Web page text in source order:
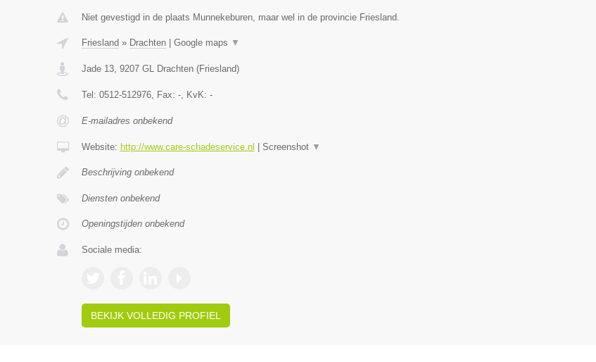
Niet gevestigd in de plaats Munnekeburen, maar wel in de provincie Friesland.
Friesland » Drachten| Google maps ▼
Jade 13, 9207 GL Drachten(Friesland)
Tel: 0512-512976, Fax: -, KvK: -
E-mailadres onbekend
Website: http://www.care-schadeservice.nl Screenshot ▼
Beschrijving onbekend
Diensten onbekend
Openingstijden onbekend
Sociale media:
BEKIJK VOLLEDIG PROFIEL